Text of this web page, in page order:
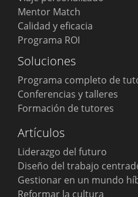
Mentor Match
Calidad y eficacia
Programa ROI
Soluciones
Programa completo de
Conferencias y talleres
Formación de tutores
Artículos
Liderazgo del futuro
Diseño del trabajo
Gestionar en un mundo
Reformar la cultura